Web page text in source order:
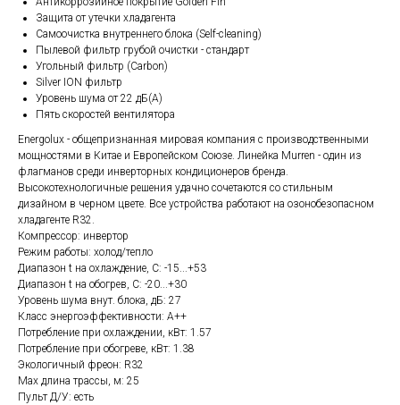
Защита от утечки хладагента
Самоочистка внутреннего блока (Self-cleaning)
Пылевой фильтр грубой очистки - стандарт
Угольный фильтр (Carbon)
Silver ION фильтр
Уровень шума от 22 дБ(А)
Пять скоростей вентилятора
Energolux - общепризнанная мировая компания с производственными
мощностями в Китае и Европейском Союзе. Линейка Murren - один из
флагманов среди инверторных кондиционеров бренда.
Высокотехнологичные решения удачно сочетаются со стильным
дизайном в черном цвете. Все устройства работают на озонобезопасном
хладагенте R32.
Компрессор: инвертор
Режим работы: холод/тепло
Диапазон t на охлаждение, С: -15...+53
Диапазон t на обогрев, С: -20...+30
Уровень шума внут. блока, дБ: 27
Класс энергоэффективности: А++
Потребление при охлаждении, кВт: 1.57
Потребление при обогреве, кВт: 1.38
Экологичный фреон: R32
Max длина трассы, м: 25
Пульт Д/У: есть